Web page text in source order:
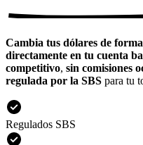
Cambia tus dólares de
directamente en tu cuenta
competitivo, sin comisiones
regulada por la SBS para tu
Regulados SBS